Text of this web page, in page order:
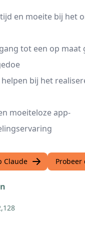
en moeite bij het
tot een op maat
helpen bij het
moeiteloze app-
Claude Probeer